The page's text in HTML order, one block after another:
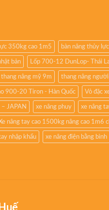
350kg cao 1m5 bàn nâng thủy
bản Lốp 700-12 DunLop- Thái
thang nâng mỹ 9m thang nâng
900-20 Tiron - Hàn Quốc Vỏ đặc
JAPAN xe nâng phuy xe nâng
nâng tay cao 1500kg nâng cao 1m6
nhập khẩu xe nâng điện bằng bình
Huế